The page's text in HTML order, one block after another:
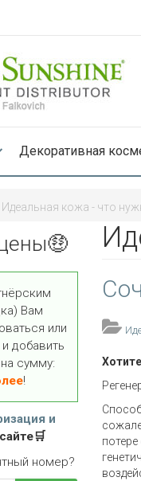
Декоративная
Идеальная кожа - что
Вам
или
добавить
сумму:
!
и
номер?